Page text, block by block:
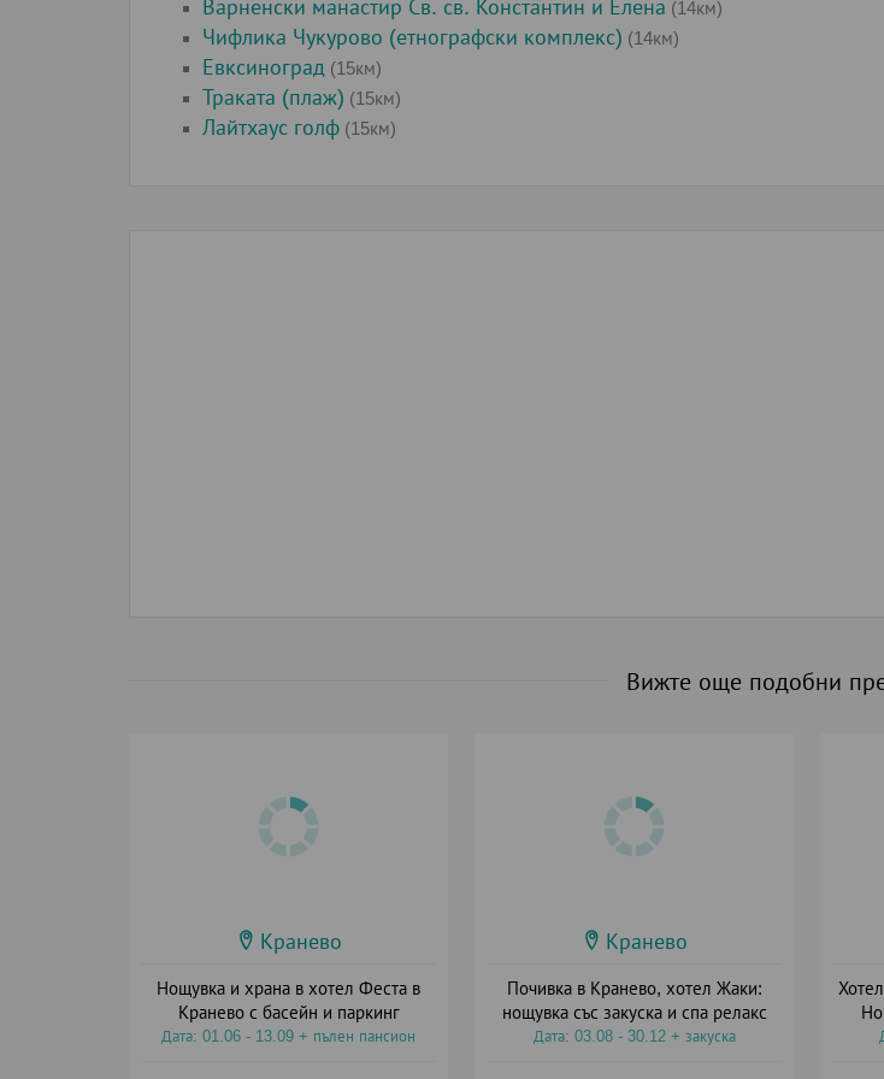
Варненски манастир Св. св. Константин и Елена (14км)
Чифлика Чукурово (етнографски комплекс) (14км)
Евксиноград (15км)
Траката (плаж) (15км)
Лайтхаус голф (15км)
Вижте още подобни
Кранево
Нощувка и храна в хотел Феста в
Кранево с басейн и паркинг
Дата: 01.06 - 13.09 + пълен пансион
Кранево
Почивка в Кранево, хотел Жаки:
нощувка със закуска и спа релакс
Дата: 03.08 - 30.12 + закуска